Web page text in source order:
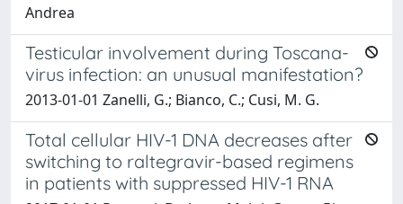
Andrea
Testicular involvement during Toscana-
virus infection: an unusual manifestation?
2013-01-01 Zanelli, G.; Bianco, C.; Cusi, M. G.
Total cellular HIV-1 DNA decreases after
switching to raltegravir-based regimens
in patients with suppressed HIV-1 RNA